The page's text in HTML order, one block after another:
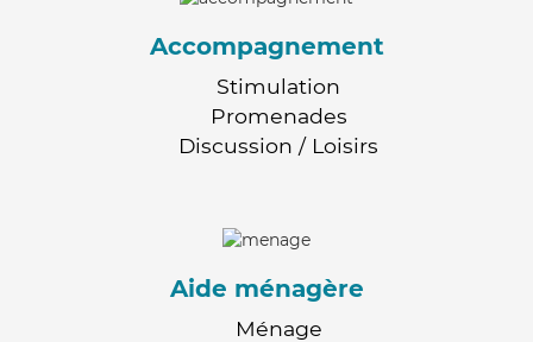
Accompagnement
Stimulation
Promenades
Discussion / Loisirs
Aide ménagère
Ménage